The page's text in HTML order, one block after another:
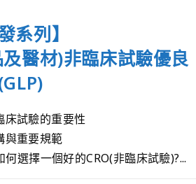
系列】
醫材)非臨床試驗優良
床試驗的重要性
與重要規範
選擇一個好的CRO(非臨床試驗)?...